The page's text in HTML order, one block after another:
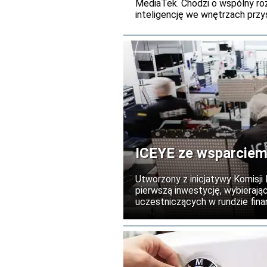
MediaTek. Chodzi o wspólny
inteligencję we wnętrzach
ICEYE ze
Utworzony z inicjatywy Komisji
pierwszą inwestycję,
uczestniczących w rundzie